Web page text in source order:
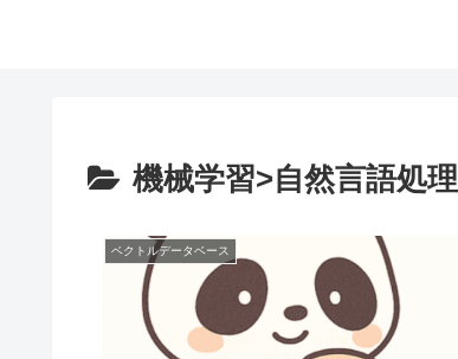
機械学習>自然言語処理
ベクトルデータベース